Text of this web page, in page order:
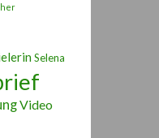
Selena
Video